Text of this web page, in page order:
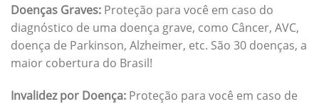
Doenças Graves: Proteção para você em caso do
diagnóstico de uma doença grave, como Câncer, AVC,
doença de Parkinson, Alzheimer, etc. São 30 doenças, a
maior cobertura do Brasil!
Invalidez por Doença: Proteção para você em caso de